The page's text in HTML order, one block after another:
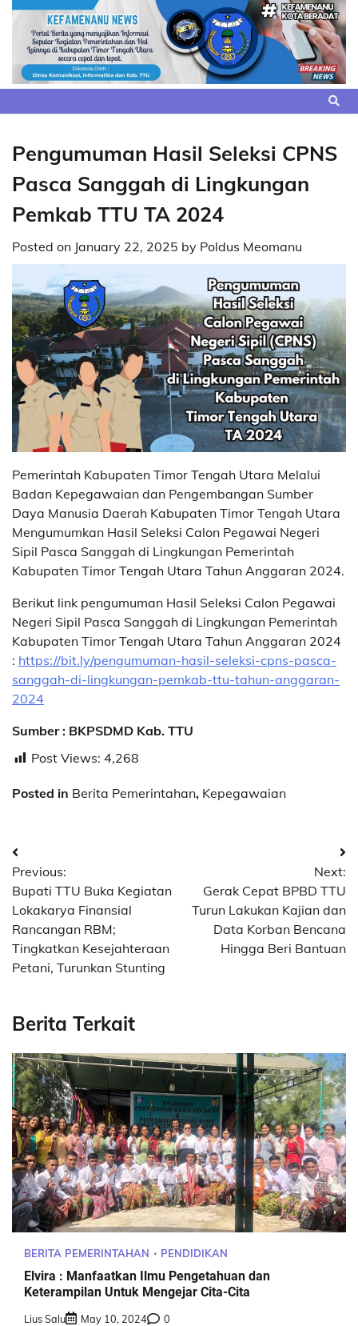
Skip
content
Pengumuman Hasil Seleksi CPNS
Pasca Sanggah di Lingkungan
Pemkab TTU TA 2024
Posted on January 22, 2025 by Poldus Meomanu
Pemerintah Kabupaten Timor Tengah Utara Melalui
Badan Kepegawaian dan Pengembangan Sumber
Daya Manusia Daerah Kabupaten Timor Tengah Utara
Mengumumkan Hasil Seleksi Calon Pegawai Negeri
Sipil Pasca Sanggah di Lingkungan Pemerintah
Kabupaten Timor Tengah Utara Tahun Anggaran 2024.
Berikut link pengumuman Hasil Seleksi Calon Pegawai
Negeri Sipil Pasca Sanggah di Lingkungan Pemerintah
Kabupaten Timor Tengah Utara Tahun Anggaran 2024
: https://bit.ly/pengumuman-hasil-seleksi-cpns-pasca-
sanggah-di-lingkungan-pemkab-ttu-tahun-anggaran-
2024
Sumber : BKPSDMD Kab. TTU
Post Views: 4,268
Posted in Berita Pemerintahan, Kepegawaian
Post
navigation
Previous:
Bupati TTU Buka Kegiatan
Lokakarya Finansial
Rancangan RBM;
Tingkatkan Kesejahteraan
Petani, Turunkan Stunting
Next:
Gerak Cepat BPBD TTU
Turun Lakukan Kajian dan
Data Korban Bencana
Hingga Beri Bantuan
Berita Terkait
BERITA PEMERINTAHAN PENDIDIKAN
Elvira : Manfaatkan Ilmu Pengetahuan dan
Keterampilan Untuk Mengejar Cita-Cita
Lius Salu May 10, 2024 0